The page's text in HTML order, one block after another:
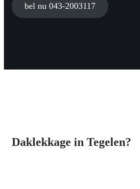
bel nu 043-2003117
Daklekkage in Tegelen?